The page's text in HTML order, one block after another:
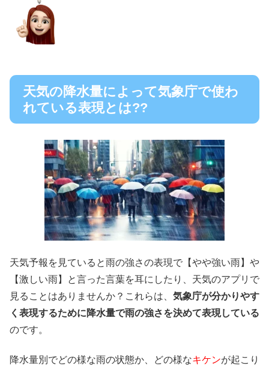
天気の降水量によって気象庁で使わ
れている表現とは??
天気予報を見ていると雨の強さの表現で【やや強い雨】や
【激しい雨】と言った言葉を耳にしたり、天気のアプリで
見ることはありませんか？これらは、 気象庁が分かりやす
く表現するために降水量で雨の強さを決めて表現している
のです。
降水量別でどの様な雨の状態か、どの様なキケンが起こり